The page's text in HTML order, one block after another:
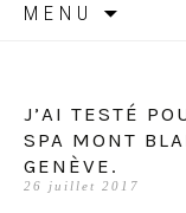
MENU
J’AI TESTÉ
SPA MONT
GENÈVE.
26 juillet 2017